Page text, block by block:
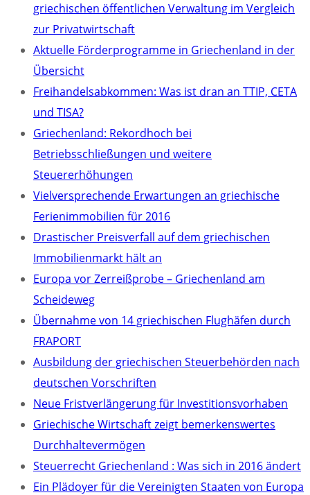
griechischen öffentlichen Verwaltung im Vergleich
zur Privatwirtschaft
Aktuelle Förderprogramme in Griechenland in der
Übersicht
Freihandelsabkommen: Was ist dran an TTIP, CETA
und TISA?
Griechenland: Rekordhoch bei
Betriebsschließungen und weitere
Steuererhöhungen
Vielversprechende Erwartungen an griechische
Ferienimmobilien für 2016
Drastischer Preisverfall auf dem griechischen
Immobilienmarkt hält an
Europa vor Zerreißprobe – Griechenland am
Scheideweg
Übernahme von 14 griechischen Flughäfen durch
FRAPORT
Ausbildung der griechischen Steuerbehörden nach
deutschen Vorschriften
Neue Fristverlängerung für Investitionsvorhaben
Griechische Wirtschaft zeigt bemerkenswertes
Durchhaltevermögen
Steuerrecht Griechenland : Was sich in 2016 ändert
Ein Plädoyer für die Vereinigten Staaten von Europa